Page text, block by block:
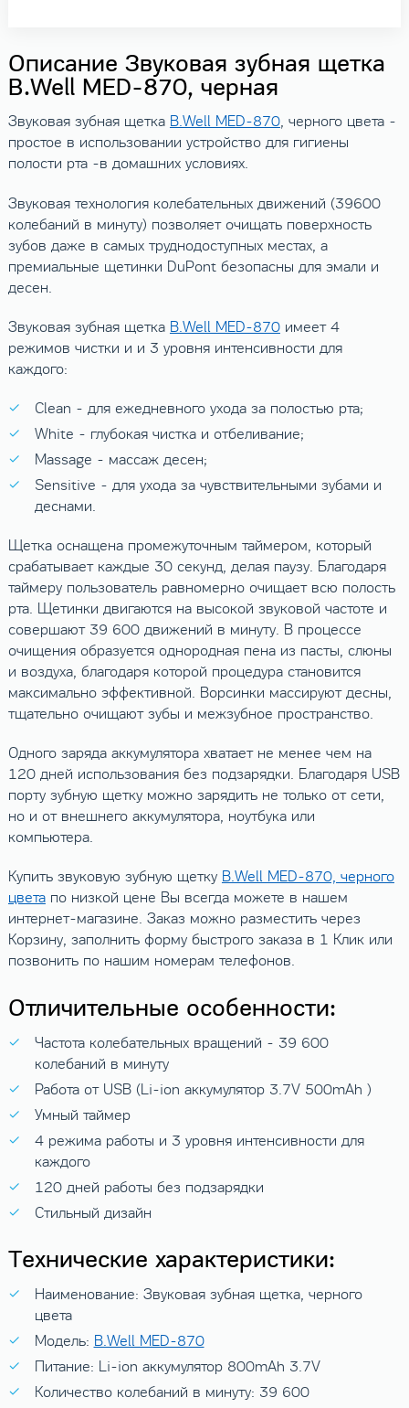
Описание Звуковая зубная щетка
B.Well MED-870, черная
Звуковая зубная щетка B.Well MED-870, черного цвета -
простое в использовании устройство для гигиены
полости рта -в домашних условиях.
Звуковая технология колебательных движений (39600
колебаний в минуту) позволяет очищать поверхность
зубов даже в самых труднодоступных местах, а
премиальные щетинки DuPont безопасны для эмали и
десен.
Звуковая зубная щетка B.Well MED-870имеет 4
режимов чистки и и 3 уровня интенсивности для
каждого:
Clean - для ежедневного ухода за полостью рта;
White - глубокая чистка и отбеливание;
Massage - массаж десен;
Sensitive - для ухода за чувствительными зубами и
деснами.
Щетка оснащена промежуточным таймером, который
срабатывает каждые 30 секунд, делая паузу. Благодаря
таймеру пользователь равномерно очищает всю полость
рта. Щетинки двигаются на высокой звуковой частоте и
совершают 39 600 движений в минуту. В процессе
очищения образуется однородная пена из пасты, слюны
и воздуха, благодаря которой процедура становится
максимально эффективной. Ворсинки массируют десны,
тщательно очищают зубы и межзубное пространство.
Одного заряда аккумулятора хватает не менее чем на
120 дней использования без подзарядки. Благодаря USB
порту зубную щетку можно зарядить не только от сети,
но и от внешнего аккумулятора, ноутбука или
компьютера.
Купить звуковую зубную щетку B.Well MED-870, черного
цветапо низкой цене Вы всегда можете в нашем
интернет-магазине. Заказ можно разместить через
Корзину, заполнить форму быстрого заказа в 1 Клик или
позвонить по нашим номерам телефонов.
Отличительные особенности:
Частота колебательных вращений - 39 600
колебаний в минуту
Работа от USB (Li-ion аккумулятор 3.7V 500mAh )
Умный таймер
4 режима работы и 3 уровня интенсивности для
каждого
120 дней работы без подзарядки
Стильный дизайн
Технические характеристики:
Наименование: Звуковая зубная щетка, черного
цвета
Модель: B.Well MED-870
Питание: Li-ion аккумулятор 800mAh 3.7V
Количество колебаний в минуту: 39 600